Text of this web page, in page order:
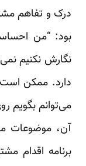
درک و تفاهم
بود: “من
نگارش نکنیم
دارد. ممکن
آن، موضوعات
برنامه اقدام